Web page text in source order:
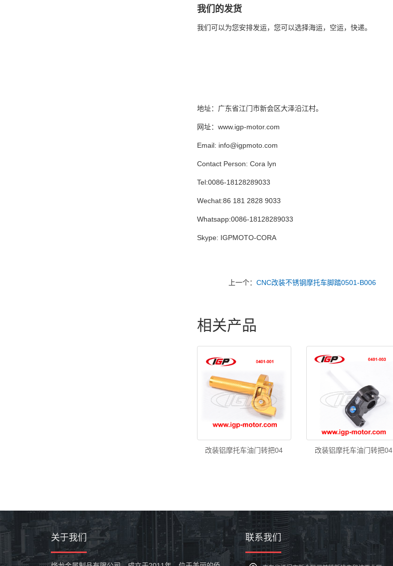
我们的发货
我们可以为您安排发运，您可以选择海运，空运，快递。
地址：广东省江门市新会区大泽沿江村。
网址：www.igp-motor.com
Email: info@igpmoto.com
Contact Person: Cora lyn
Tel:0086-18128289033
Wechat:86 181 2828 9033
Whatsapp:0086-18128289033
Skype: IGPMOTO-CORA
上一个：CNC改装不锈钢摩托车脚踏0501-B006
相关产品
改装铝摩托车油门转把04 改装铝摩托车油门转把04
关于我们 联系我们